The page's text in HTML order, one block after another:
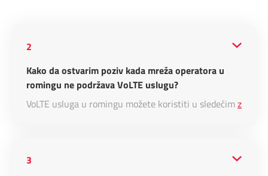
2
Kako da ostvarim poziv kada mreža operatora u
romingu ne podržava VoLTE uslugu?
VoLTE usluga u romingu možete koristiti u sledećim
3